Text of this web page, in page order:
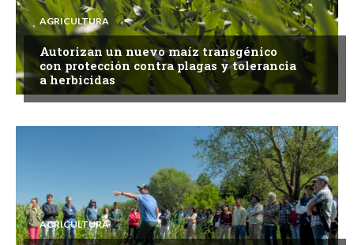
AGRICULTURA
Autorizan un nuevo maíz transgénico
con protección contra plagas y tolerancia
a herbicidas
AGRICULTURA